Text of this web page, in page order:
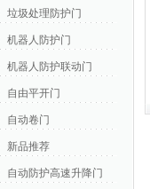
垃圾处理防护门
机器人防护门
机器人防护联动门
自由平开门
自动卷门
新品推荐
自动防护高速升降门